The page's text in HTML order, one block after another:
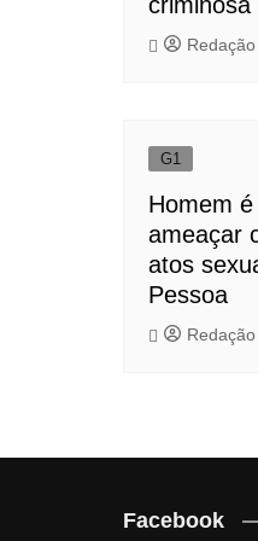
Redação
G1
Homem
ameaçar
atos
Pessoa
Redação
Facebook